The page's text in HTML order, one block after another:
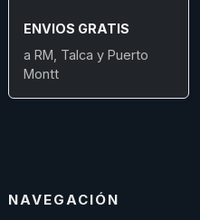
ENVIOS GRATIS
a RM, Talca y Puerto
Montt
NAVEGACIÓN